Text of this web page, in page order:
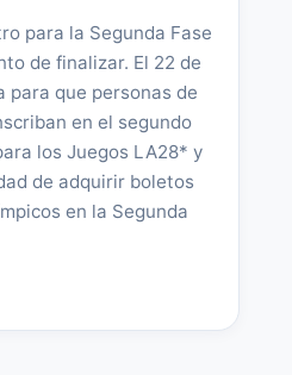
para la Segunda Fase
de finalizar. El 22 de
para que personas de
en el segundo
los Juegos LA28* y
de adquirir boletos
en la Segunda